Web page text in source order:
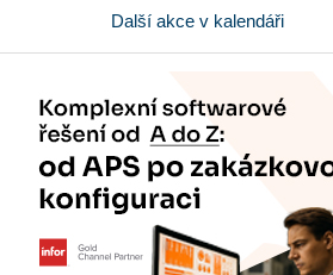
Další akce v kalendáři